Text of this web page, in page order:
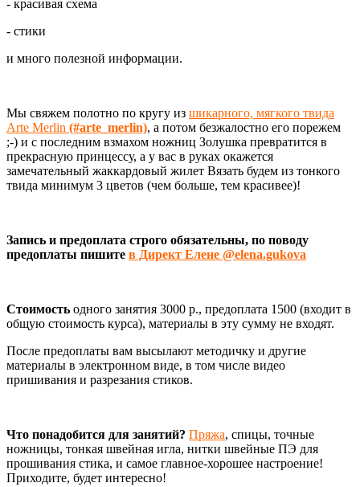
- красивая схема
- стики
и много полезной информации.
Мы свяжем полотно по кругу из шикарного, мягкого твида
Arte Merlin (#arte_merlin), а потом безжалостно его порежем
;-) и с последним взмахом ножниц Золушка превратится в
прекрасную принцессу, а у вас в руках окажется
замечательный жаккардовый жилет Вязать будем из тонкого
твида минимум 3 цветов (чем больше, тем красивее)!
Запись и предоплата строго обязательны, по поводу
предоплаты пишите в Директ Елене @elena.gukova
Стоимость одного занятия 3000 р., предоплата 1500 (входит в
общую стоимость курса), материалы в эту сумму не входят.
После предоплаты вам высылают методичку и другие
материалы в электронном виде, в том числе видео
пришивания и разрезания стиков.
Что понадобится для занятий? Пряжа, спицы, точные
ножницы, тонкая швейная игла, нитки швейные ПЭ для
прошивания стика, и самое главное-хорошее настроение!
Приходите, будет интересно!